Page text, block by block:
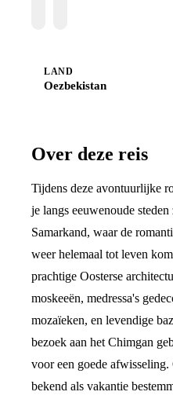
LAND
Oezbekistan
Over deze reis
Tijdens deze avontuurlijke
je langs eeuwenoude
Samarkand, waar de
weer helemaal tot leven
prachtige Oosterse
moskeeën, medressa's
mozaïeken, en levendige
bezoek aan het Chimgan
voor een goede
bekend als vakantie